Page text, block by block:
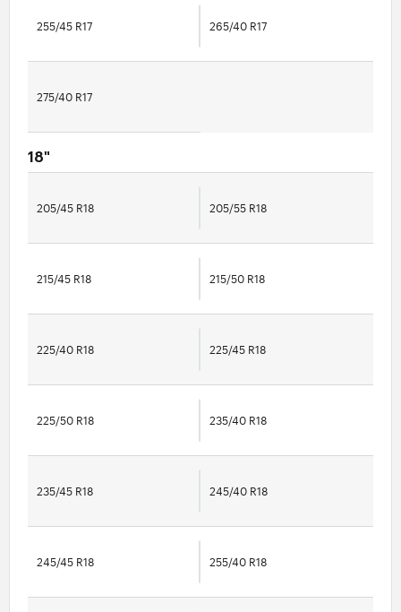
255/45 R17 265/40 R17
275/40 R17
18"
205/45 R18 205/55 R18
215/45 R18 215/50 R18
225/40 R18 225/45 R18
225/50 R18 235/40 R18
235/45 R18 245/40 R18
245/45 R18 255/40 R18